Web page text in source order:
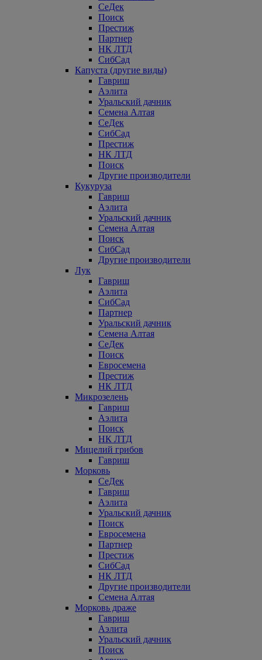
СеДек
Поиск
Престиж
Партнер
НК ЛТД
СибСад
Капуста (другие виды)
Гавриш
Аэлита
Уральский дачник
Семена Алтая
СеДек
СибСад
Престиж
НК ЛТД
Поиск
Другие производители
Кукуруза
Гавриш
Аэлита
Уральский дачник
Семена Алтая
Поиск
СибСад
Другие производители
Лук
Гавриш
Аэлита
СибСад
Партнер
Уральский дачник
Семена Алтая
СеДек
Поиск
Евросемена
Престиж
НК ЛТД
Микрозелень
Гавриш
Аэлита
Поиск
НК ЛТД
Мицелий грибов
Гавриш
Морковь
СеДек
Гавриш
Аэлита
Уральский дачник
Поиск
Евросемена
Партнер
Престиж
СибСад
НК ЛТД
Другие производители
Семена Алтая
Морковь драже
Гавриш
Аэлита
Уральский дачник
Поиск